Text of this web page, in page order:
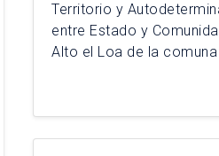
Territorio y
entre Estado y
Alto el Loa de la